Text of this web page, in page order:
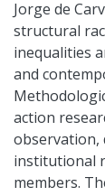
Jorge de
structural
inequalities
and
action
observation,
institutional
members.